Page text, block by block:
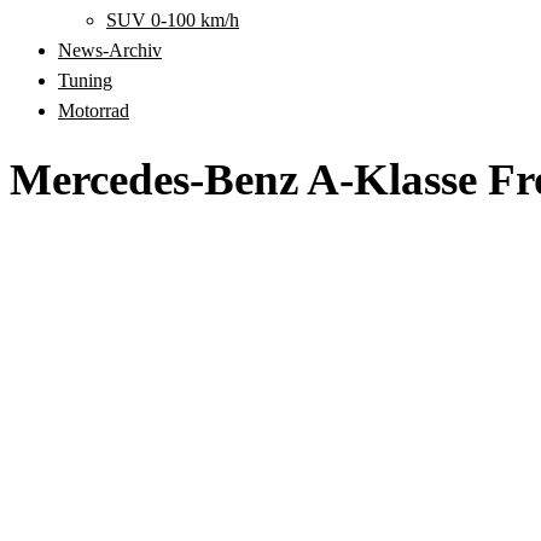
SUV 0-100 km/h
News-Archiv
Tuning
Motorrad
Mercedes-Benz A-Klasse